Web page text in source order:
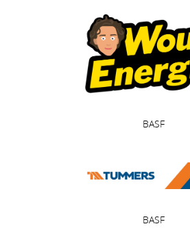
BASF
BASF